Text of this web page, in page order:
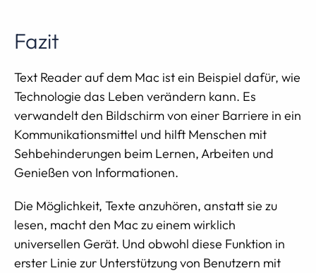
Fazit
Text Reader auf dem Mac ist ein Beispiel dafür, wie
Technologie das Leben verändern kann. Es
verwandelt den Bildschirm von einer Barriere in ein
Kommunikationsmittel und hilft Menschen mit
Sehbehinderungen beim Lernen, Arbeiten und
Genießen von Informationen.
Die Möglichkeit, Texte anzuhören, anstatt sie zu
lesen, macht den Mac zu einem wirklich
universellen Gerät. Und obwohl diese Funktion in
erster Linie zur Unterstützung von Benutzern mit